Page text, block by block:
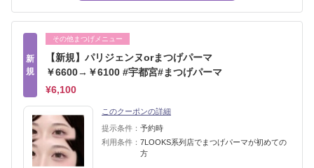
新
規
その他まつげメニュー
【新規】パリジェンヌorまつげパーマ
￥6600→￥6100 #宇都宮#まつげパーマ
¥6,100
このクーポンの詳細
提示条件： 予約時
利用条件： 7LOOKS系列店でまつげパーマが初めての
方